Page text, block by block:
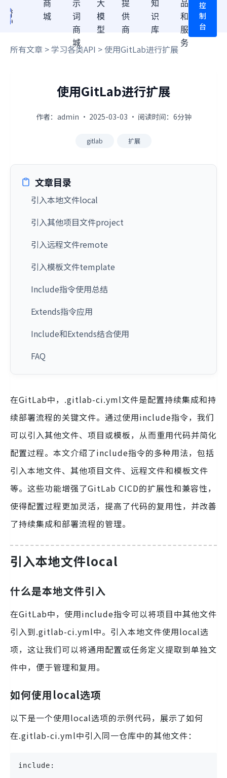
商
城
示
词
商
城
大
模
型
提
供
商
知
识
库
品
和
服
务
控
制
台
所有文章 >学习各类API > 使用GitLab进行扩展
使用GitLab进行扩展
作者：admin · 2025-03-03 · 阅读时间：6分钟
gitlab 扩展
文章目录
引入本地文件local
引入其他项目文件project
引入远程文件remote
引入模板文件template
Include指令使用总结
Extends指令应用
Include和Extends结合使用
FAQ
在GitLab中，.gitlab-ci.yml文件是配置持续集成和持
续部署流程的关键文件。通过使用include指令，我们
可以引入其他文件、项目或模板，从而重用代码并简化
配置过程。本文介绍了include指令的多种用法，包括
引入本地文件、其他项目文件、远程文件和模板文件
等。这些功能增强了GitLab CICD的扩展性和兼容性，
使得配置过程更加灵活，提高了代码的复用性，并改善
了持续集成和部署流程的管理。
引入本地文件local
什么是本地文件引入
在GitLab中，使用include指令可以将项目中其他文件
引入到.gitlab-ci.yml中。引入本地文件使用local选
项，这让我们可以将通用配置或任务定义提取到单独文
件中，便于管理和复用。
如何使用local选项
以下是一个使用local选项的示例代码，展示了如何
在.gitlab-ci.yml中引入同一仓库中的其他文件：
include: